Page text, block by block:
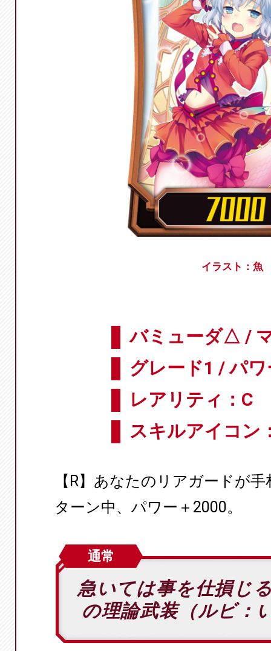
イラスト：魚
バミューダ△ /
グレード1 / パ
レアリティ：C
スキルアイコン
【R】あなたのリアガードが
ターン中、パワー＋2000。
通常
急いては事を仕損じ
の理論武装（ルビ：